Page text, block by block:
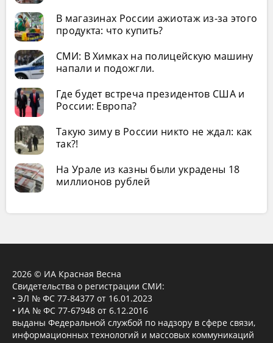
В магазинах России ажиотаж из-за этого
продукта: что купить?
СМИ: В Химках на полицейскую машину
напали и подожгли.
Где будет встреча президентов США и
России: Европа?
Такую зиму в России никто не ждал: как
так?!
На Урале из казны были украдены 18
миллионов рублей
2026 © ИА Красная Весна
Свидетельства о регистрации СМИ:
• ЭЛ № ФС 77-84377 от 16.01.2023
• ИА № ФС 77-67948 от 6.12.2016
выданы Федеральной службой по надзору в сфере связи,
информационных технологий и массовых коммуникаций